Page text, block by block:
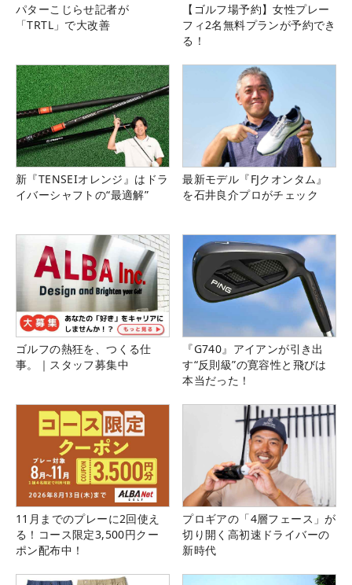
パターこじらせ記者が
「TRTL」で大改善
【ゴルフ場予約】女性プレー
フィ2名無料プランが予約でき
る！
新『TENSEIオレンジ』はドラ
イバーシャフトの“最適解”
最新モデル『FJクオンタム』
を石井良介プロがチェック
ゴルフの熱狂を、つくる仕
事。｜スタッフ募集中
『G740』アイアンが引き出
す“反則級”の寛容性と飛びは
本当だった！
11月までのプレーに2回使え
る！コース限定3,500円クー
ポン配布中！
プロギアの「4層フェース」が
切り開く高初速ドライバーの
新時代